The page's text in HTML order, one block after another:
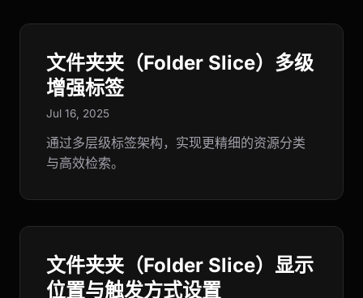
文件夹夹（Folder Slice）多级
增强标签
Jul 16, 2025
通过多层级标签架构，实现更精细的资源分类
与高效检索。
文件夹夹（Folder Slice）显示
位置与触发方式设置